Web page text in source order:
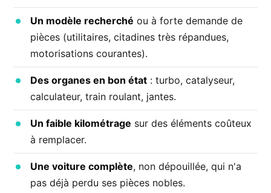
Un modèle recherché ou à forte demande de
pièces (utilitaires, citadines très répandues,
motorisations courantes).
Des organes en bon état : turbo, catalyseur,
calculateur, train roulant, jantes.
Un faible kilométrage sur des éléments coûteux
à remplacer.
Une voiture complète, non dépouillée, qui n'a
pas déjà perdu ses pièces nobles.